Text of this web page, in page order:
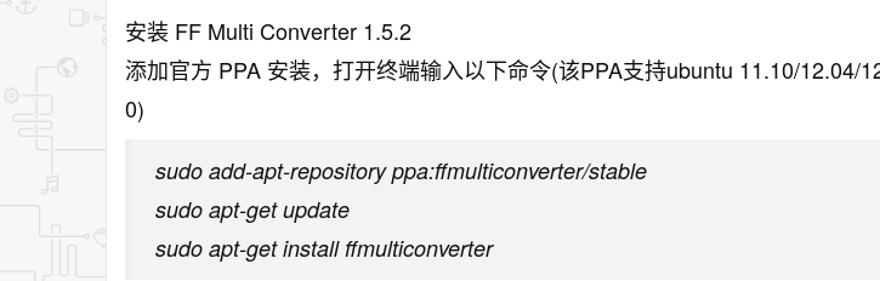
安装 FF Multi Converter 1.5.2
添加官方 PPA 安装，打开终端输入以下命令(该PPA支持ubuntu 11.10/12.04/
0)
sudo add-apt-repository ppa:ffmulticonverter/stable
sudo apt-get update
sudo apt-get install ffmulticonverter